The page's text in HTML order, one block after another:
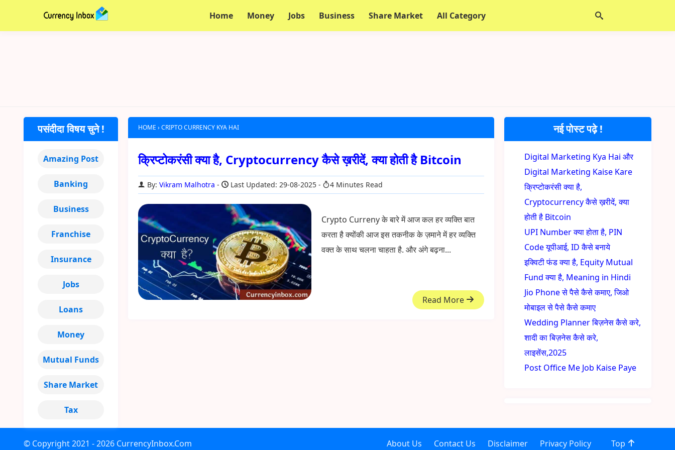
Home Money Jobs Business Share Market All Category
HOME ›CRIPTO CURRENCY KYA HAI
क्रिप्टोकरंसी क्या है, Cryptocurrency कैसे ख़रीदें, क्या होती है Bitcoin
By:Vikram Malhotra Last Updated: 29-08-2025 4 Minutes Read
Crypto Curreny के बारे में आज कल हर व्यक्ति बात
करता है क्योंकी आज इस तकनीक के ज़माने में हर व्यक्ति
वक्त के साथ चलना चाहता है. और अंगे बढ़ना...
Read More
नई पोस्ट पढ़े !
Digital Marketing Kya Hai और
Digital Marketing Kaise Kare
क्रिप्टोकरंसी क्या है,
Cryptocurrency कैसे ख़रीदें, क्या
होती है Bitcoin
UPI Number क्या होता है, PIN
Code यूपीआई, ID कैसे बनाये
इक्विटी फंड क्या है, Equity Mutual
Fund क्या है, Meaning in Hindi
Jio Phone से पैसे कैसे कमाए, जिओ
मोबाइल से पैसे कैसे कमाए
Wedding Planner बिज़नेस कैसे करे,
शादी का बिज़नेस कैसे करे,
लाइसेंस,2025
Post Office Me Job Kaise Paye
पसंदीदा विषय चुने !
Amazing Post
Banking
Business
Franchise
Insurance
Jobs
Loans
Money
Mutual Funds
Share Market
Tax
© Copyright2021 - 2026 CurrencyInbox.Com About Us Contact Us Disclaimer Privacy Policy Top